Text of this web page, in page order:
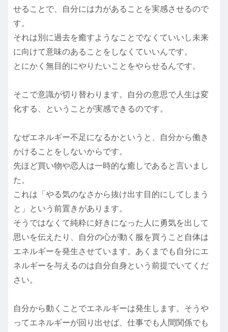
せることで、自分には力があることを実感させるので
す。
それは別に過去を癒すようなことでなくていいし未来
に向けて意味のあることをしなくていいんです。
とにかく無目的にやりたいことをやらせるんです。
そこで意識が切り替わります。自分の意思で人生は変
化する、ということが実感できるのです。
なぜエネルギー不足になるかというと、自分から働き
かけることをしないからです。
先ほど買い物や恋人は一時的な癒しであると言いまし
た。
これは「やる気のなさから抜け出す目的にしてしまう
と」という前置きがあります。
そうではなくて純粋に好きになった人に勇気を出して
思いを伝えたり、自分の心が動く服を買うこと自体は
エネルギーを発生させています。あくまでも自分にエ
ネルギーを与えるのは自分自身という前提でいてくだ
さい。
自分から動くことでエネルギーは発生します。そうや
ってエネルギーが回り出せば、仕事でも人間関係でも